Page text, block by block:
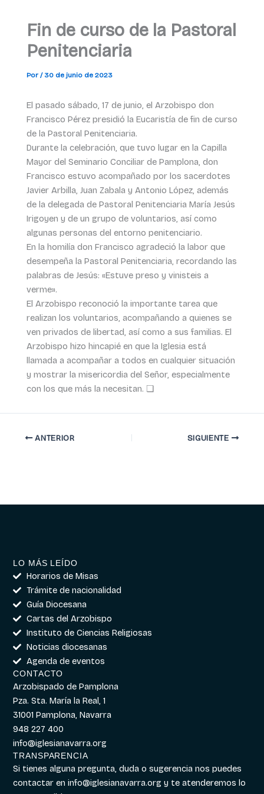
Fin de curso de la Pastoral
Penitenciaria
Por / 30 de junio de 2023
El pasado sábado, 17 de junio, el Arzobispo don
Francisco Pérez presidió la Eucaristía de fin de curso
de la Pastoral Penitenciaria.
Durante la celebración, que tuvo lugar en la Capilla
Mayor del Seminario Conciliar de Pamplona, don
Francisco estuvo acompañado por los sacerdotes
Javier Arbilla, Juan Zabala y Antonio López, además
de la delegada de Pastoral Penitenciaria María Jesús
Irigoyen y de un grupo de voluntarios, así como
algunas personas del entorno penitenciario.
En la homilía don Francisco agradeció la labor que
desempeña la Pastoral Penitenciaria, recordando las
palabras de Jesús: «Estuve preso y vinisteis a
verme».
El Arzobispo reconoció la importante tarea que
realizan los voluntarios, acompañando a quienes se
ven privados de libertad, así como a sus familias. El
Arzobispo hizo hincapié en que la Iglesia está
llamada a acompañar a todos en cualquier situación
y mostrar la misericordia del Señor, especialmente
con los que más la necesitan. ❏
ANTERIOR SIGUIENTE
LO MÁS LEÍDO
Horarios de Misas
Trámite de nacionalidad
Guía Diocesana
Cartas del Arzobispo
Instituto de Ciencias Religiosas
Noticias diocesanas
Agenda de eventos
CONTACTO
Arzobispado de Pamplona
Pza. Sta. María la Real, 1
31001 Pamplona, Navarra
948 227 400
info@iglesianavarra.org
TRANSPARENCIA
Si tienes alguna pregunta, duda o sugerencia nos puedes
contactar eninfo@iglesianavarra.org y te atenderemos lo